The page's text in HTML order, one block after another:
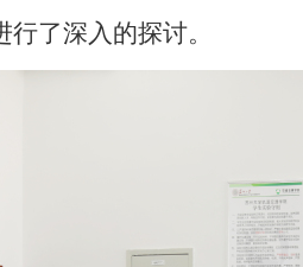
了深入的探讨。